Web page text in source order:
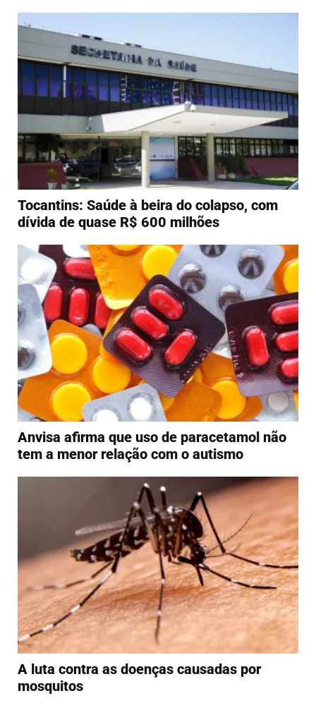
Tocantins: Saúde à beira do colapso, com
dívida de quase R$ 600 milhões
Anvisa afirma que uso de paracetamol não
tem a menor relação com o autismo
A luta contra as doenças causadas por
mosquitos